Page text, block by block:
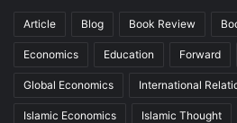
Article Blog Book Review
Economics Education Forward
Global Economics International
Islamic Economics Islamic Thought